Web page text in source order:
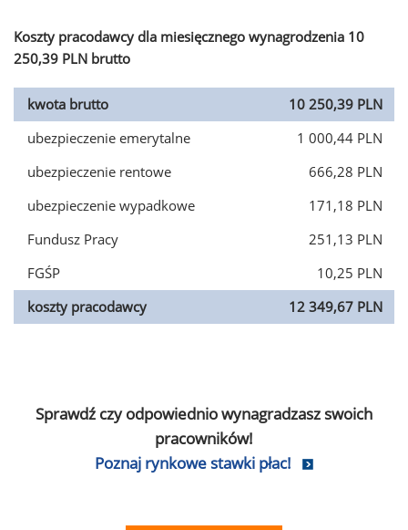
Koszty pracodawcy dla miesięcznego wynagrodzenia 10
250,39 PLN brutto
kwota brutto
10 250,39 PLN
ubezpieczenie emerytalne
1 000,44 PLN
ubezpieczenie rentowe
666,28 PLN
ubezpieczenie wypadkowe
171,18 PLN
Fundusz Pracy
251,13 PLN
FGŚP
10,25 PLN
koszty pracodawcy
12 349,67 PLN
Sprawdź czy odpowiednio wynagradzasz swoich
pracowników!
Poznaj rynkowe stawki płac!